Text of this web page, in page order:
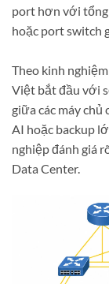
port hơn với
hoặc port switch
Theo kinh
Việt bắt đầu với
giữa các máy chủ
AI hoặc backup
nghiệp đánh giá
Data Center.